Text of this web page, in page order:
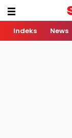
Indeks News